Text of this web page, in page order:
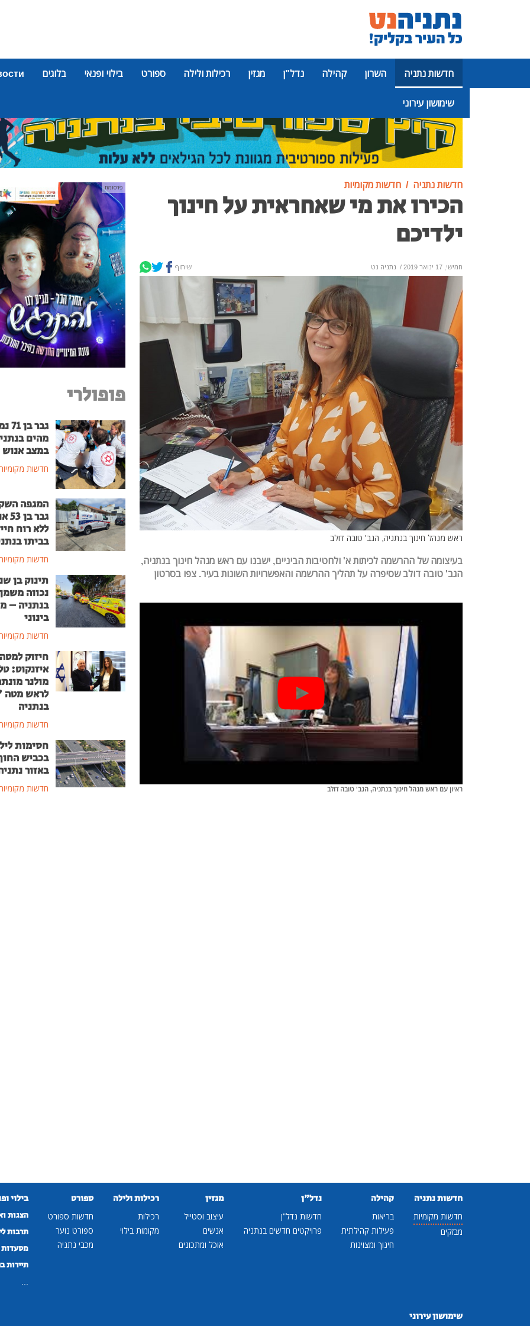
חדשות נתניה השרון קהילה נדל"ן מגזין רכילות ולילה ספורט בילוי ופנאי בלוגים
שימושון עירוני
פרסומת
חדשות נתניה חדשות מקומיות
הכירו את מי שאחראית על חינוך
ילדיכם
חמישי, 17 ינואר 2019 / נתניה נט שיתוף
ראש מנהל חינוך בנתניה, הגב' טובה דולב
בעיצומה של ההרשמה לכיתות א' ולחטיבות הביניים, ישבנו עם ראש מנהל חינוך בנתניה,
הגב' טובה דולב שסיפרה על תהליך ההרשמה והאפשרויות השונות בעיר. צפו בסרטון
ראיון עם ראש מנהל חינוך בנתניה, הגב' טובה דולב
פרסומת
פופולרי
גבר
מהים
במצב אנוש
חדשות
המגפה
גבר
ללא רוח
בביתו
חדשות
תינוק בן
נכווה
בנתניה –
בינוני
חדשות
חיזוק למטה
איזנקוט:
מולנר
לראש
בנתניה
חדשות
חסימות
בכביש
באזור
חדשות
חדשות נתניה
חדשות מקומיות
מבזקים
קהילה
בריאות
פעילות קהילתית
חינוך ומצוינות
נדל"ן
חדשות נדל"ן
פרויקטים חדשים בנתניה
מגזין
עיצוב וסטייל
אנשים
אוכל ומתכונים
רכילות ולילה
רכילות
מקומות בילוי
ספורט
חדשות ספורט
ספורט נוער
מכבי נתניה
בילוי
הצגות
תרבות
מסעדות
תיירות
שימושון עירוני